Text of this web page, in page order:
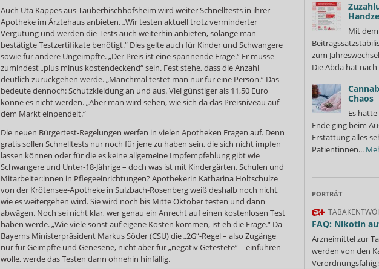
Auch Uta Kappes aus Tauberbischhofsheim wird weiter Schnelltests in ihrer
Apotheke im Ärztehaus anbieten. „Wir testen aktuell trotz verminderter
Vergütung und werden die Tests auch weiterhin anbieten, solange man
bestätigte Testzertifikate benötigt.“ Dies gelte auch für Kinder und Schwangere
sowie für andere Ungeimpfte. „Der Preis ist eine spannende Frage.“ Er müsse
zumindest „plus minus kostendeckend“ sein. Fest stehe, dass die Anzahl
deutlich zurückgehen werde. „Manchmal testet man nur für eine Person.“ Das
bedeute dennoch: Schutzkleidung an und aus. Viel günstiger als 11,50 Euro
könne es nicht werden. „Aber man wird sehen, wie sich da das Preisniveau auf
dem Markt einpendelt.“
Die neuen Bürgertest-Regelungen werfen in vielen Apotheken Fragen auf. Denn
gratis sollen Schnelltests nur noch für jene zu haben sein, die sich nicht impfen
lassen können oder für die es keine allgemeine Impfempfehlung gibt wie
Schwangere und Unter-18-Jährige – doch was ist mit Kindergärten, Schulen und
Mitarbeiter:innen in Pflegeeinrichtungen? Apothekerin Katharina Holtschulze
von der Krötensee-Apotheke in Sulzbach-Rosenberg weiß deshalb noch nicht,
wie es weitergehen wird. Sie wird noch bis Mitte Oktober testen und dann
abwägen. Noch sei nicht klar, wer genau ein Anrecht auf einen kostenlosen Test
haben werde. „Wie viele sonst auf eigene Kosten kommen, ist eh die Frage.“ Da
Bayerns Ministerpräsident Markus Söder (CSU) die „2G“-Regel – also Zugänge
nur für Geimpfte und Genesene, nicht aber für „negativ Getestete“ – einführen
wolle, werde das Testen dann ohnehin hinfällig.
Mit dem
zum
Die Abda hat
Chaos
Es
Ende ging beim
Erstattung alles
Patientinnen...
PORTRÄT
FAQ: Nikotin
Arzneimittel zur
werden von den